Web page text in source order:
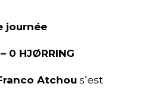
journée
0 HJØRRING
Atchou s’est